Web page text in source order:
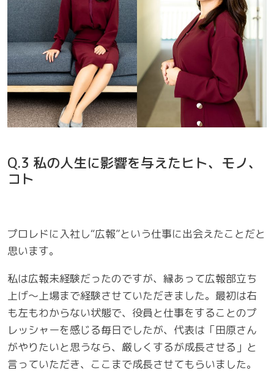
Q.3 私の人生に影響を与えたヒト、モノ、
コト
プロレドに入社し“広報”という仕事に出会えたことだと
思います。
私は広報未経験だったのですが、縁あって広報部立ち
上げ～上場まで経験させていただきました。最初は右
も左もわからない状態で、役員と仕事をすることのプ
レッシャーを感じる毎日でしたが、代表は「田原さん
がやりたいと思うなら、厳しくするが成長させる」と
言っていただき、ここまで成長させてもらいました。